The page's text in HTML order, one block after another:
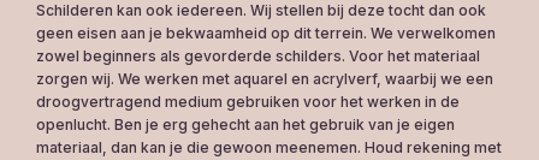
Schilderen kan ook iedereen. Wij stellen bij deze tocht dan ook
geen eisen aan je bekwaamheid op dit terrein. We verwelkomen
zowel beginners als gevorderde schilders. Voor het materiaal
zorgen wij. We werken met aquarel en acrylverf, waarbij we een
droogvertragend medium gebruiken voor het werken in de
openlucht. Ben je erg gehecht aan het gebruik van je eigen
materiaal, dan kan je die gewoon meenemen. Houd rekening met